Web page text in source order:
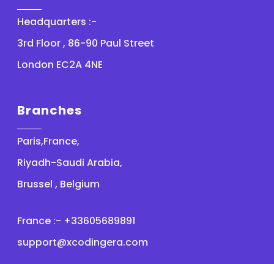
Headquarters :-
3rd Floor , 86-90 Paul Street
London EC2A 4NE
Branches
Paris,France,
Riyadh-Saudi Arabia,
Brussel , Belgium
France :- +33605689891
support@xcodingera.com